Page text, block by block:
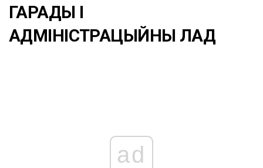
ГАРАДЫ І
АДМІНІСТРАЦЫЙНЫ ЛАД
ad